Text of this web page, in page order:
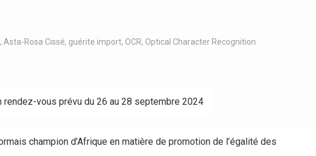
, Asta-Rosa Cissé, guérite import, OCR, Optical Character Recognition
rendez-vous prévu du 26 au 28 septembre 2024
champion d’Afrique en matière de promotion de l’égalité des